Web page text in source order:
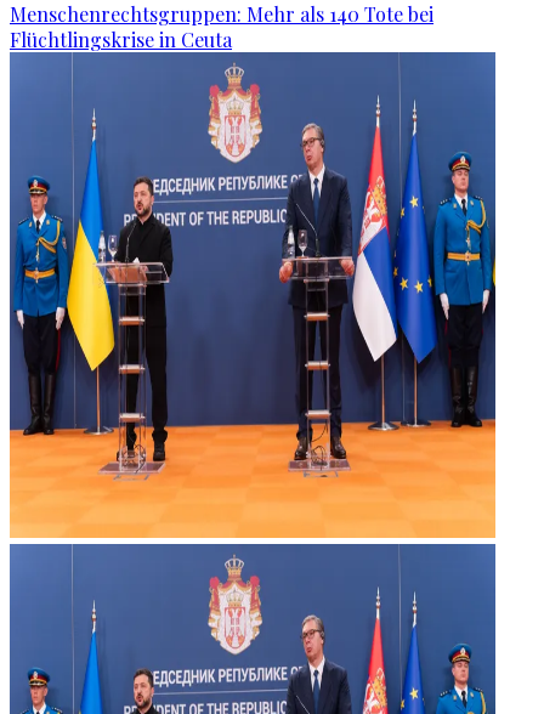
Menschenrechtsgruppen: Mehr als 140 Tote bei
Flüchtlingskrise in Ceuta